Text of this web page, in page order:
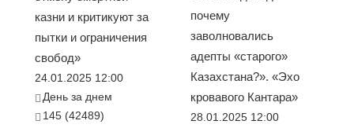
казни и критикуют за
пытки и ограничения
свобод»
24.01.2025 12:00
День за днем
145 (42489)
почему
заволновались
адепты «старого»
Казахстана?». «Эхо
кровавого Кантара»
28.01.2025 12:00